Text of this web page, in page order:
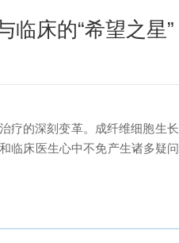
床的“希望之星”
的深刻变革。成纤维细胞生
床医生心中不免产生诸多疑